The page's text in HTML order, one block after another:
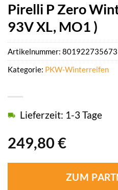
Pirelli P Zero
93V XL, MO1 )
249,80 €
Lieferzeit: 1-3 Tage
ZUM
Artikelnummer:
Kategorie: PKW-Winterreifen